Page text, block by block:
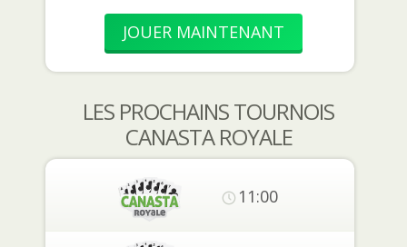
JOUER MAINTENANT
LES PROCHAINS TOURNOIS
CANASTA ROYALE
11:00